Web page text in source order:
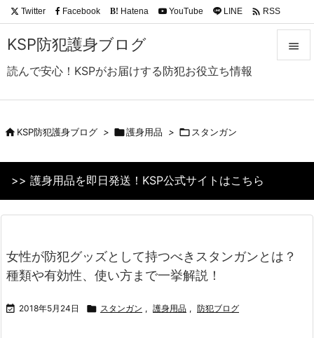
KSP防犯護身ブログ
読んで安心！KSPがお届けする防犯お役立ち情報

前へ
次へ
Twitter Facebook B! Hatena YouTube LINE  RSS
KSP防犯護身ブログ > 護身用品 >  スタンガン
>> 護身用品を即日発送！KSP公式サイトはこちら
女性が防犯グッズとして持つべきスタンガンとは？
種類や有効性、使い方まで一挙解説！
 2018年5月24日  スタンガン , 護身用品 , 防犯ブログ